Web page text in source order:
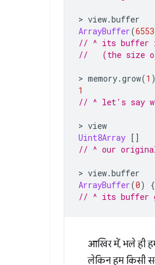
> view.buffer
ArrayBuffer(
// ^ its buffer is
//   (the size of
> memory.grow(1
1
// ^ let's say we
> view
Uint8Array []
// ^ our
> view.buffer
ArrayBuffer(0)
// ^ its buffer
आखिर में, भले ही
लेकिन हम किसी